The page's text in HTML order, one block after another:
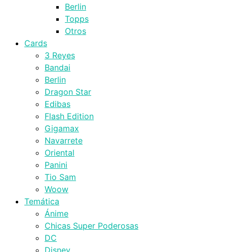
Berlin
Topps
Otros
Cards
3 Reyes
Bandai
Berlin
Dragon Star
Edibas
Flash Edition
Gigamax
Navarrete
Oriental
Panini
Tio Sam
Woow
Temática
Ánime
Chicas Super Poderosas
DC
Disney